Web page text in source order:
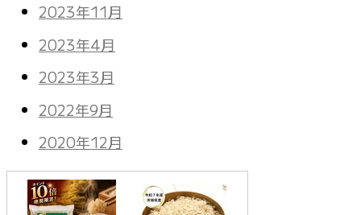
2023年11月
2023年4月
2023年3月
2022年9月
2020年12月